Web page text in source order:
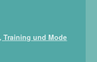
Training und Mode